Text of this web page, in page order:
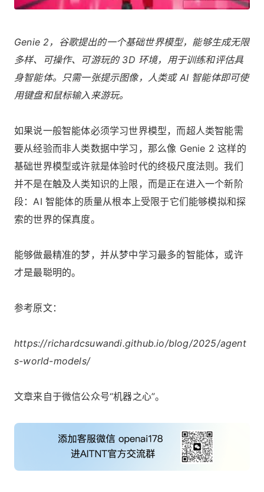
Genie 2，谷歌提出的一个基础世界模型，能够生成无限
多样、可操作、可游玩的 3D 环境，用于训练和评估具
身智能体。只需一张提示图像，人类或 AI 智能体即可使
用键盘和鼠标输入来游玩。
如果说一般智能体必须学习世界模型，而超人类智能需
要从经验而非人类数据中学习，那么像 Genie 2 这样的
基础世界模型或许就是体验时代的终极尺度法则。我们
并不是在触及人类知识的上限，而是正在进入一个新阶
段：AI 智能体的质量从根本上受限于它们能够模拟和探
索的世界的保真度。
能够做最精准的梦，并从梦中学习最多的智能体，或许
才是最聪明的。
参考原文：
https://richardcsuwandi.github.io/blog/2025/agent
s-world-models/
文章来自于微信公众号“机器之心”。